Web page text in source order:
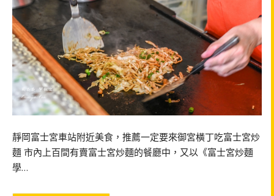
靜岡富士宮車站附近美食，推薦一定要來御宮橫丁吃富士宮炒
麵 市內上百間有賣富士宮炒麵的餐廳中，又以《富士宮炒麵
學…